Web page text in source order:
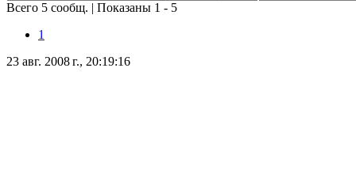
Всего 5 сообщ. | Показаны 1 - 5
1
23 авг. 2008 г., 20:19:16